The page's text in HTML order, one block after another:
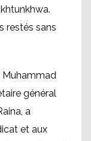
restés sans
Muhammad
général
a
et aux